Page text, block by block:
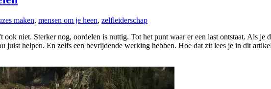
maken, mensen om je heen, zelfleiderschap
niet. Sterker nog, oordelen is nuttig. Tot het punt waar er een last ontstaat. Als je
juist helpen. En zelfs een bevrijdende werking hebben. Hoe dat zit lees je in dit